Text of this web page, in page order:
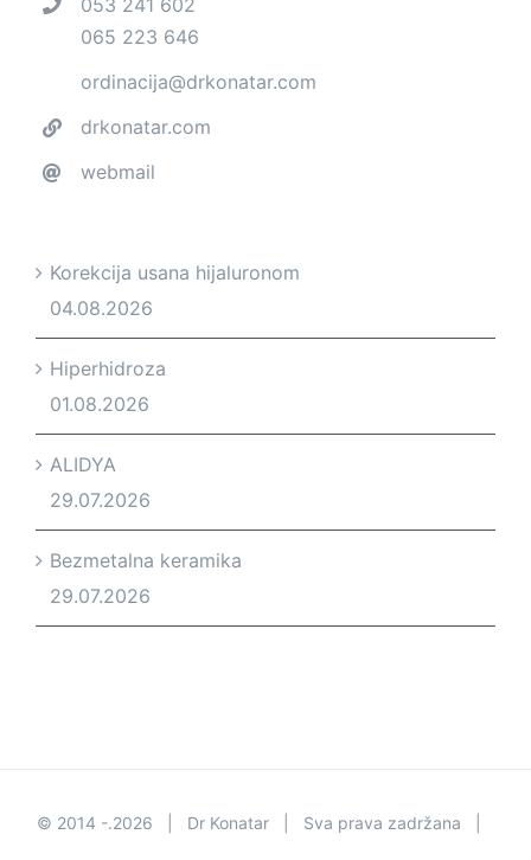
065 223 646
ordinacija@drkonatar.com
drkonatar.com
webmail
Korekcija usana hijaluronom
04.08.2026
Hiperhidroza
01.08.2026
ALIDYA
29.07.2026
Bezmetalna keramika
29.07.2026
© 2014 -.2026 | Dr Konatar | Sva prava zadržana |